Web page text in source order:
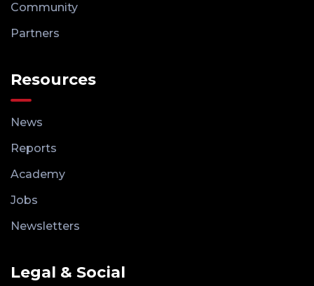
Community
Partners
Resources
News
Reports
Academy
Jobs
Newsletters
Legal & Social